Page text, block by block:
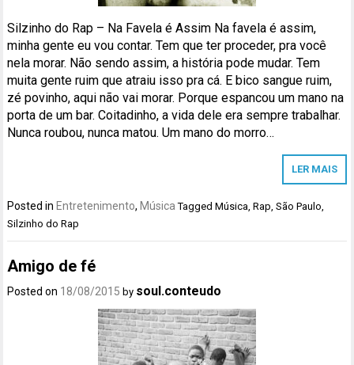
Silzinho do Rap – Na Favela é Assim Na favela é assim,
minha gente eu vou contar. Tem que ter proceder, pra você
nela morar. Não sendo assim, a história pode mudar. Tem
muita gente ruim que atraiu isso pra cá. E bico sangue ruim,
zé povinho, aqui não vai morar. Porque espancou um mano na
porta de um bar. Coitadinho, a vida dele era sempre trabalhar.
Nunca roubou, nunca matou. Um mano do morro…
LER MAIS
Posted in Entretenimento, Música TaggedMúsica,Rap,São Paulo,
Silzinho do Rap
Amigo de fé
Posted on 18/08/2015 by soul.conteudo